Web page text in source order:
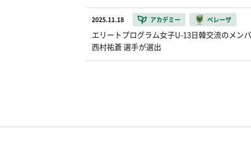
2025.11.18 アカデミー ベレーザ
エリートプログラム女子U-13日韓交流のメン
西村祐蒼 選手が選出